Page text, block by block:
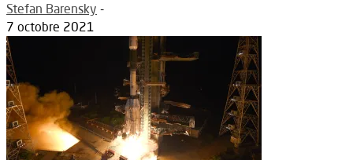
Stefan Barensky -
7 octobre 2021